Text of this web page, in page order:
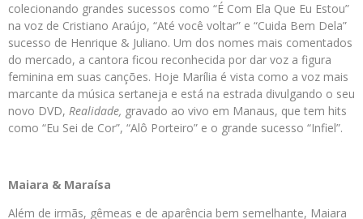
colecionando grandes sucessos como “É Com Ela Que Eu Estou”
na voz de Cristiano Araújo, “Até você voltar” e “Cuida Bem Dela”
sucesso de Henrique & Juliano. Um dos nomes mais comentados
do mercado, a cantora ficou reconhecida por dar voz a figura
feminina em suas canções. Hoje Marília é vista como a voz mais
marcante da música sertaneja e está na estrada divulgando o seu
novo DVD, Realidade, gravado ao vivo em Manaus, que tem hits
como “Eu Sei de Cor”, “Alô Porteiro” e o grande sucesso “Infiel”.
Maiara & Maraísa
Além de irmãs, gêmeas e de aparência bem semelhante, Maiara